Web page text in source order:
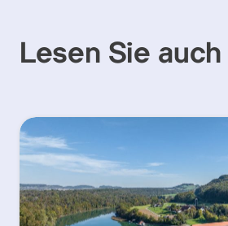
Lesen Sie auch